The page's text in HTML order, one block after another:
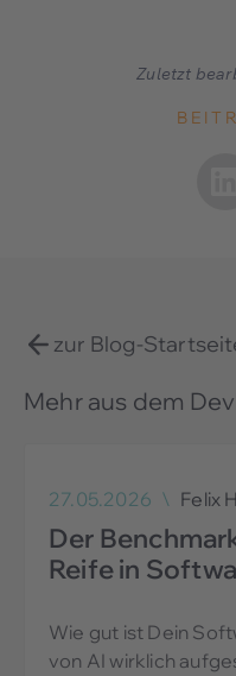
Zuletzt
zur Blog-
Mehr aus dem
27.05.2026 \ Felix
Der
Reife in
Wie gut ist Dein
von AI wirklich